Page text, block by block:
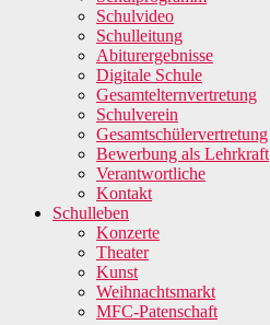
Schulvideo
Schulleitung
Abiturergebnisse
Digitale Schule
Gesamtelternvertretung
Schulverein
Gesamtschülervertretung
Bewerbung als Lehrkraft
Verantwortliche
Kontakt
Schulleben
Konzerte
Theater
Kunst
Weihnachtsmarkt
MFC-Patenschaft